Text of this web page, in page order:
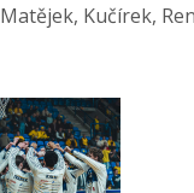
Matějek, Kučírek,